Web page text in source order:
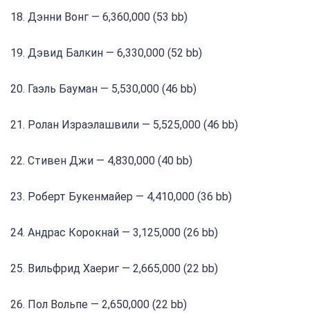
18. Дэнни Вонг — 6,360,000 (53 bb)
19. Дэвид Балкин — 6,330,000 (52 bb)
20. Гаэль Бауман — 5,530,000 (46 bb)
21. Ролан Израэлашвили — 5,525,000 (46 bb)
22. Стивен Джи — 4,830,000 (40 bb)
23. Роберт Букенмайер — 4,410,000 (36 bb)
24. Андрас Корокнай — 3,125,000 (26 bb)
25. Вильфрид Хаериг — 2,665,000 (22 bb)
26. Пол Вольпе — 2,650,000 (22 bb)